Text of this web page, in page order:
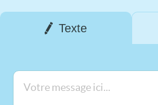
Texte